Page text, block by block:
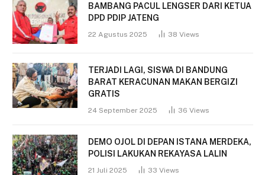
BAMBANG PACUL LENGSER DARI KETUA
DPD PDIP JATENG
22 Agustus 2025 38 Views
TERJADI LAGI, SISWA DI BANDUNG
BARAT KERACUNAN MAKAN BERGIZI
GRATIS
24 September 2025 36 Views
DEMO OJOL DI DEPAN ISTANA MERDEKA,
POLISI LAKUKAN REKAYASA LALIN
21 Juli 2025 33 Views